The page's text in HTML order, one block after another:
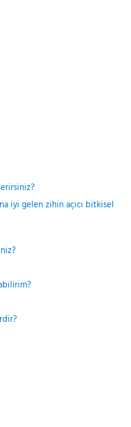
iyi gelen zihin açıcı bitkisel